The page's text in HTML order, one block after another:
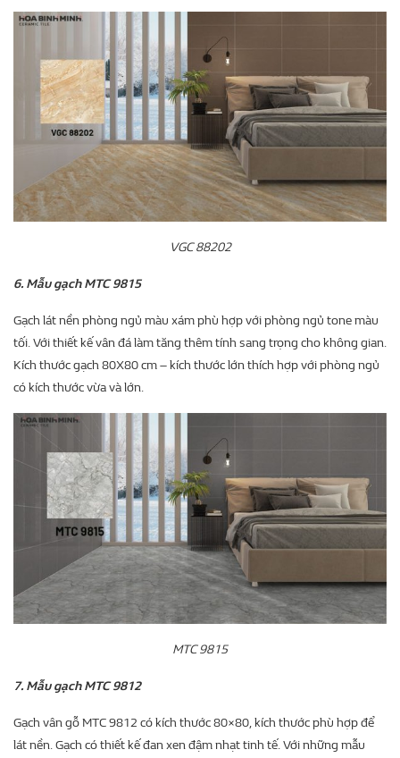
VGC 88202
6. Mẫu gạch MTC 9815
Gạch lát nền phòng ngủ màu xám phù hợp với phòng ngủ tone màu
tối. Với thiết kế vân đá làm tăng thêm tính sang trọng cho không gian.
Kích thước gạch 80X80 cm – kích thước lớn thích hợp với phòng ngủ
có kích thước vừa và lớn.
MTC 9815
7. Mẫu gạch MTC 9812
Gạch vân gỗ MTC 9812 có kích thước 80×80, kích thước phù hợp để
lát nền. Gạch có thiết kế đan xen đậm nhạt tinh tế. Với những mẫu